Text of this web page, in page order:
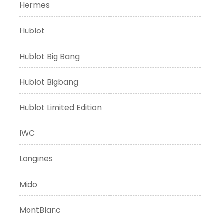
Hermes
Hublot
Hublot Big Bang
Hublot Bigbang
Hublot Limited Edition
IWC
Longines
Mido
MontBlanc